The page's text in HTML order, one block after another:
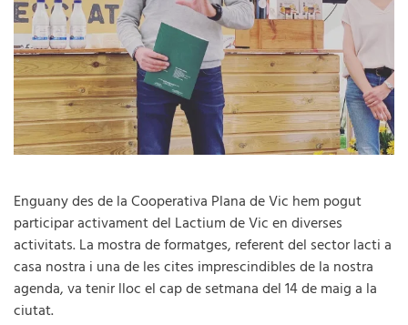
Enguany des de la Cooperativa Plana de Vic hem pogut
participar activament del Lactium de Vic en diverses
activitats. La mostra de formatges, referent del sector lacti a
casa nostra i una de les cites imprescindibles de la nostra
agenda, va tenir lloc el cap de setmana del 14 de maig a la
ciutat.